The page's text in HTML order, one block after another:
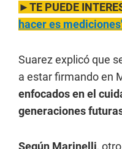
►TE PUEDE
hacer es
Suarez explicó que
a estar firmando en
enfocados en el
generaciones
Según Marinelli,